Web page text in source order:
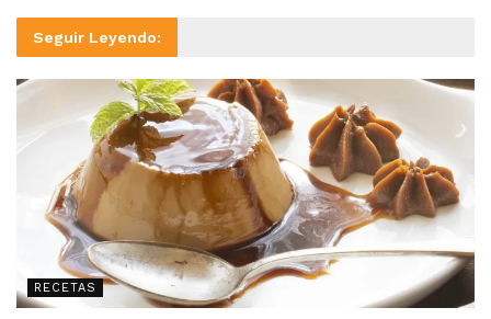
Seguir Leyendo:
RECETAS